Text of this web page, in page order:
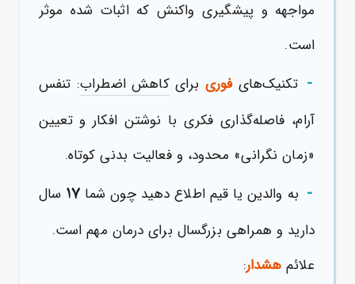
مواجهه و پیشگیری واکنش که اثبات شده موثر
است.
- تکنیک‌هایفوری برایکاهش اضطراب: تنفس
آرام، فاصله‌گذاری فکری با نوشتن افکار و تعیین
«زمان نگرانی» محدود، و فعالیت بدنی کوتاه.
- به والدین یا قیم اطلاع دهید چون شما۱۷ سال
دارید و همراهی بزرگسال برای درمان مهم است.
علائم هشدار: